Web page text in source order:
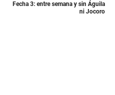
Fecha 3: entre semana y sin Águila
ni Jocoro